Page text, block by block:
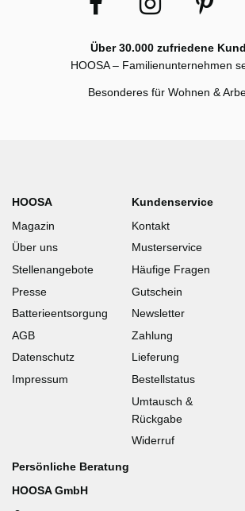
Über 30.000 zufriedene
HOOSA – Familienunternehmen
Besonderes für Wohnen &
HOOSA
Magazin
Über uns
Stellenangebote
Presse
Batterieentsorgung
AGB
Datenschutz
Impressum
Kundenservice
Kontakt
Musterservice
Häufige Fragen
Gutschein
Newsletter
Zahlung
Lieferung
Bestellstatus
Umtausch &
Rückgabe
Widerruf
Persönliche Beratung
HOOSA GmbH